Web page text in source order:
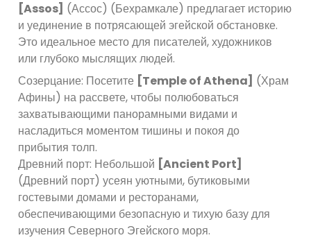
[Assos] (Ассос) (Бехрамкале) предлагает историю
и уединение в потрясающей эгейской обстановке.
Это идеальное место для писателей, художников
или глубоко мыслящих людей.
Созерцание: Посетите [Temple of Athena] (Храм
Афины) на рассвете, чтобы полюбоваться
захватывающими панорамными видами и
насладиться моментом тишины и покоя до
прибытия толп.
Древний порт: Небольшой [Ancient Port]
(Древний порт) усеян уютными, бутиковыми
гостевыми домами и ресторанами,
обеспечивающими безопасную и тихую базу для
изучения Северного Эгейского моря.